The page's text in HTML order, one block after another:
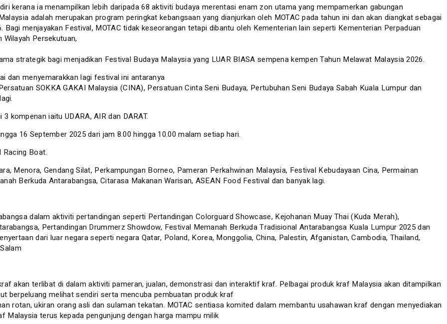
kerana ia menampilkan lebih daripada 68 aktiviti budaya merentasi enam zon utama yang mempamerkan gabungan
adalah merupakan program peringkat kebangsaan yang dianjurkan oleh MOTAC pada tahun ini dan akan diangkat sebagai
menjayakan Festival, MOTAC tidak keseorangan tetapi dibantu oleh Kementerian lain seperti Kementerian Perpaduan
Persekutuan,
strategik bagi menjadikan Festival Budaya Malaysia yang LUAR BIASA sempena kempen Tahun Melawat Malaysia 2026.
dan menyemarakkan lagi festival ini antaranya
SOKKA GAKAI Malaysia (CINA), Persatuan Cinta Seni Budaya, Pertubuhan Seni Budaya Sabah Kuala Lumpur dan
kompenan iaitu UDARA, AIR dan DARAT.
16 September 2025 dari jam 8.00 hingga 10.00 malam setiap hari.
Boat.
Menora, Gendang Silat, Perkampungan Borneo, Pameran Perkahwinan Malaysia, Festival Kebudayaan Cina, Permainan
Berkuda Antarabangsa, Citarasa Makanan Warisan, ASEAN Food Festival dan banyak lagi.
dalam aktiviti pertandingan seperti Pertandingan Colorguard Showcase, Kejohanan Muay Thai (Kuda Merah),
Pertandingan Drummerz Showdow, Festival Memanah Berkuda Tradisional Antarabangsa Kuala Lumpur 2025 dan
dari luar negara seperti negara Qatar, Poland, Korea, Monggolia, China, Palestin, Afganistan, Cambodia, Thailand,
akan terlibat di dalam aktiviti pameran, jualan, demonstrasi dan interaktif kraf. Pelbagai produk kraf Malaysia akan ditampilkan
berpeluang melihat sendiri serta mencuba pembuatan produk kraf
rotan, ukiran orang asli dan sulaman tekatan. MOTAC sentiasa komited dalam membantu usahawan kraf dengan menyediakan
terus kepada pengunjung dengan harga mampu milik